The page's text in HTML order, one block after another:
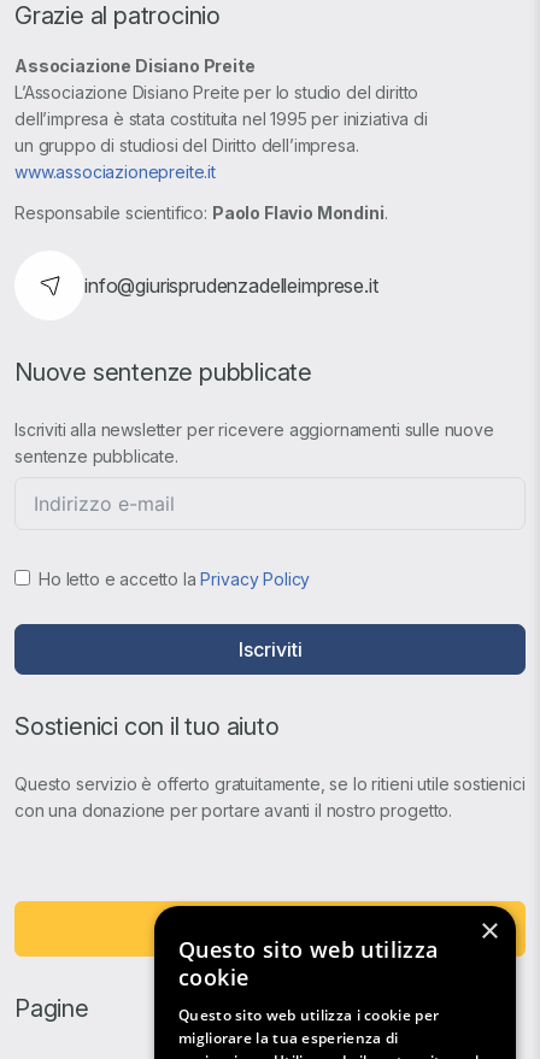
Grazie al patrocinio
Associazione Disiano Preite
L’Associazione Disiano Preite per lo studio del diritto
dell’impresa è stata costituita nel 1995 per iniziativa di
un gruppo di studiosi del Diritto dell’impresa.
www.associazionepreite.it
Responsabile scientifico: Paolo Flavio Mondini.
info@giurisprudenzadelleimprese.it
Nuove sentenze pubblicate
Iscriviti alla newsletter per ricevere aggiornamenti sulle nuove
sentenze pubblicate.
Ho letto e accetto laPrivacy Policy
Iscriviti
Sostienici con il tuo aiuto
Questo servizio è offerto gratuitamente, se lo ritieni utile sostienici
con una donazione per portare avanti il nostro progetto.
Pagine
×
Questo sito web utilizza
cookie
Questo sito web utilizza i cookie per
migliorare la tua esperienza di